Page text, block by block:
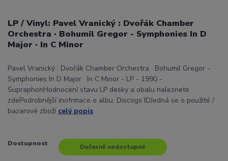
LP / Vinyl: Pavel Vranický : Dvořák Chamber
Orchestra · Bohumil Gregor - Symphonies In D
Major · In C Minor
Pavel Vranický : Dvořák Chamber Orchestra · Bohumil Gregor -
Symphonies In D Major · In C Minor - LP - 1990 -
SupraphonHodnocení stavu LP desky a obalu naleznete
zdePodrobnější inofrmace o albu: Discogs IDJedná se o použité /
bazarové zboží celý popis
Dostupnost Dočasně nedostupné